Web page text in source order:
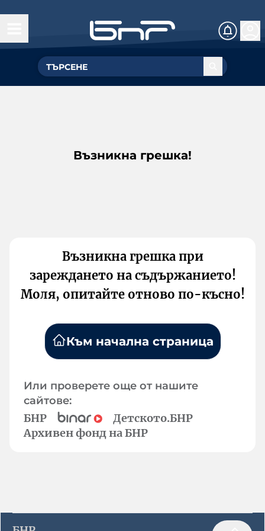
Възникна грешка!
Възникна грешка при
зареждането на съдържанието!
Моля, опитайте отново по-късно!
Към начална страница
Или проверете още от нашите
сайтове:
БНР
Детското.БНР
Архивен фонд на БНР